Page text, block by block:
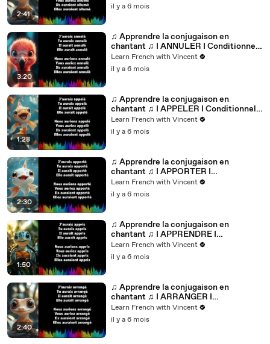
2:41
il y a 6 mois
3:20
♫ Apprendre la conjugaison en
chantant ♫ I ANNULER I Conditionnel
Passé_
Learn French with Vincent
il y a 6 mois
1:28
♫ Apprendre la conjugaison en
chantant ♫ I APPELER I Conditionnel
Passé_
Learn French with Vincent
il y a 6 mois
2:30
♫ Apprendre la conjugaison en
chantant ♫ I APPORTER I
Conditionnel Passé_
Learn French with Vincent
il y a 6 mois
1:50
♫ Apprendre la conjugaison en
chantant ♫ I APPRENDRE I
Conditionnel Passé_
Learn French with Vincent
il y a 6 mois
2:40
♫ Apprendre la conjugaison en
chantant ♫ I ARRANGER I
Conditionnel Passé_
Learn French with Vincent
il y a 6 mois